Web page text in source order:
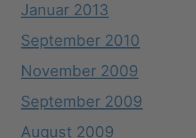
Januar 2013
September 2010
November 2009
September 2009
August 2009